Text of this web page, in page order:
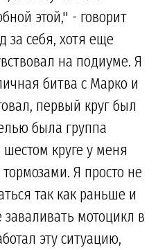
этой," - говорит
за себя, хотя еще
на подиуме. Я
битва с Марко и
первый круг был
была группа
круге у меня
Я просто не
так как раньше и
мотоцикл в
эту ситуацию,